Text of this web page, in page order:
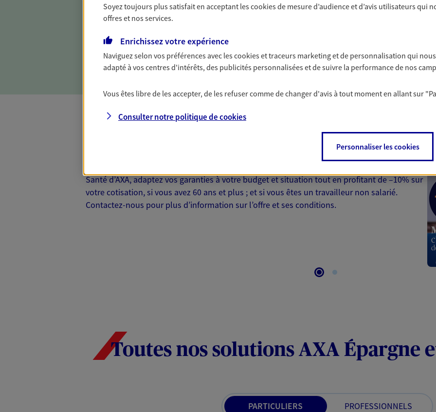
Gérez et optimisez votre patrimoine avec nos solutions pour
diversifier vos placements et protéger vos actifs.
Vous êtes
expertise.
Santé d’AXA, adaptez vos garanties à votre budget et situation tout en profitant de –10% sur
votre cotisation, si vous avez 60 ans et plus ; et si vous êtes un travailleur non salarié.
Contactez-nous pour plus d’information sur l’offre et ses conditions.
Toutes nos solutions AXA Épargne
PARTICULIERS PROFESSIONNELS
Soyez toujours plus satisfait en acceptant lescookiesde mesure d’audience et d’avis utilisateurs qui
offres et nos services.
Enrichissez votre expérience
Naviguez selon vos préférences avec lescookies et traceurs marketing et de personnalisation qui
adapté à vos centres d'intérêts, des publicités personnalisées et de suivre la performance de nos
Vous êtes libre de les accepter, de les refuser comme de changer d'avis à tout moment en allant sur
Consulter notre politique decookies
Personnaliser les cookies